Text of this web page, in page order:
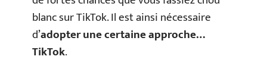
blanc sur TikTok. Il est ainsi nécessaire
d’adopter une certaine approche…
TikTok.